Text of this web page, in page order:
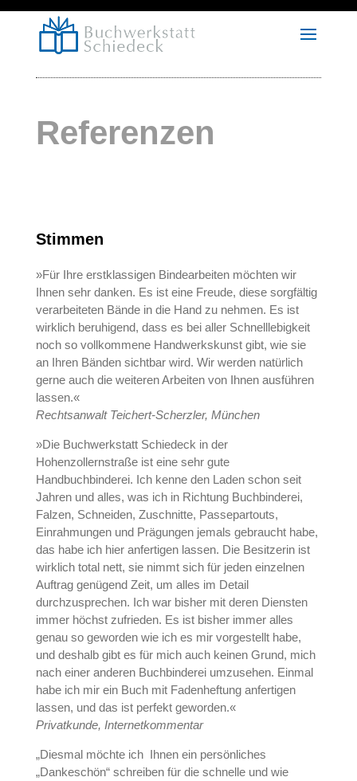
Referenzen
Stimmen
»Für Ihre erstklassigen Bindearbeiten möchten wir
Ihnen sehr danken. Es ist eine Freude, diese sorgfältig
verarbeiteten Bände in die Hand zu nehmen. Es ist
wirklich beruhigend, dass es bei aller Schnelllebigkeit
noch so vollkommene Handwerkskunst gibt, wie sie
an Ihren Bänden sichtbar wird. Wir werden natürlich
gerne auch die weiteren Arbeiten von Ihnen ausführen
lassen.«
Rechtsanwalt Teichert-Scherzler, München
»Die Buchwerkstatt Schiedeck in der
Hohenzollernstraße ist eine sehr gute
Handbuchbinderei. Ich kenne den Laden schon seit
Jahren und alles, was ich in Richtung Buchbinderei,
Falzen, Schneiden, Zuschnitte, Passepartouts,
Einrahmungen und Prägungen jemals gebraucht habe,
das habe ich hier anfertigen lassen. Die Besitzerin ist
wirklich total nett, sie nimmt sich für jeden einzelnen
Auftrag genügend Zeit, um alles im Detail
durchzusprechen. Ich war bisher mit deren Diensten
immer höchst zufrieden. Es ist bisher immer alles
genau so geworden wie ich es mir vorgestellt habe,
und deshalb gibt es für mich auch keinen Grund, mich
nach einer anderen Buchbinderei umzusehen. Einmal
habe ich mir ein Buch mit Fadenheftung anfertigen
lassen, und das ist perfekt geworden.«
Privatkunde, Internetkommentar
„Diesmal möchte ich Ihnen ein persönliches
„Dankeschön“ schreiben für die schnelle und wie